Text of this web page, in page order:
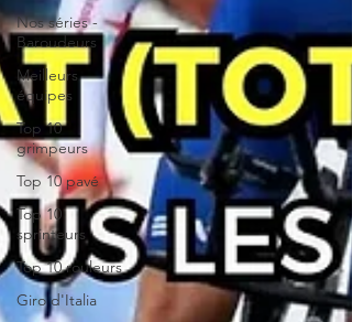
Nos séries -
Baroudeurs
Meilleurs
équipes
Top 10
grimpeurs
Top 10 pavé
Top 10
sprinteurs
Top 10 rouleurs
Giro d'Italia